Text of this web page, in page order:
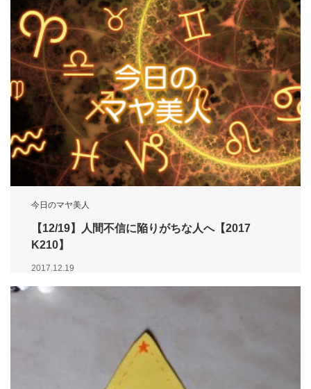
今日のマヤ美人
【12/19】人間不信に陥りがちな人へ【2017
K210】
2017.12.19